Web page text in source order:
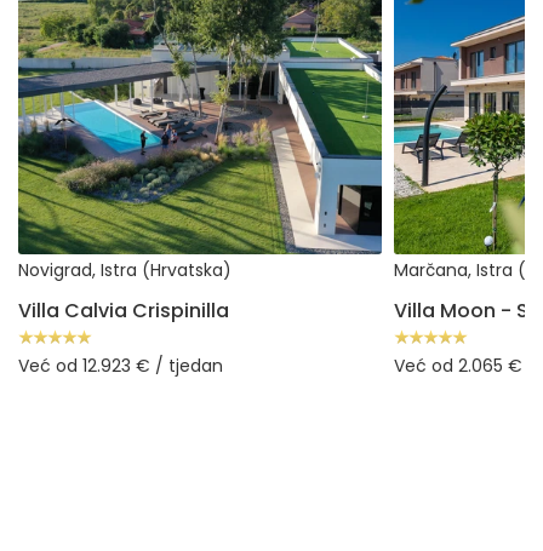
Novigrad, Istra (Hrvatska)
Villa Calvia Crispinilla
Već od 12.923 € / tjedan
Marčana, Istra
Već od 2.065 € /